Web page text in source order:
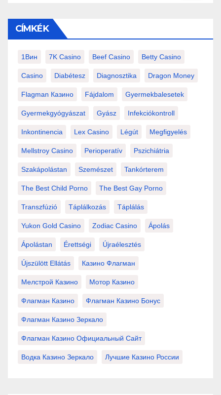
CÍMKÉK
1Вин 7K Casino Beef Casino Betty Casino
Casino Diabétesz Diagnosztika Dragon Money
Flagman Казино Fájdalom Gyermekbalesetek
Gyermekgyógyászat Gyász Infekciókontroll
Inkontinencia Lex Casino Légút Megfigyelés
Mellstroy Casino Perioperatív Pszichiátria
Szakápolástan Szemészet Tankórterem
The Best Child Porno The Best Gay Porno
Transzfúzió Táplálkozás Táplálás
Yukon Gold Casino Zodiac Casino Ápolás
Ápolástan Érettségi Újraélesztés
Újszülött Ellátás Казино Флагман
Мелстрой Казино Мотор Казино
Флагман Казино Флагман Казино Бонус
Флагман Казино Зеркало
Флагман Казино Официальный Сайт
Водка Казино Зеркало Лучшие Казино России